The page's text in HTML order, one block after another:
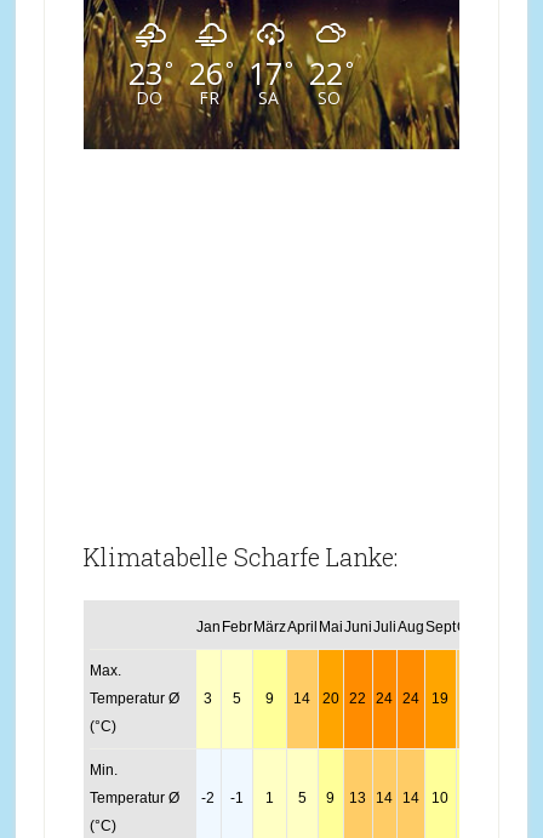
23°
DO
26°
FR
17°
SA
22°
SO
Klimatabelle Scharfe Lanke:
Jan Febr MärzApril MaiJuniJuliAugSeptOkt
Max.
Temperatur Ø
(°C)
3 5 9 14 20 22 24 24 19
Min.
Temperatur Ø
(°C)
-2 -1 1 5 9 13 14 14 10